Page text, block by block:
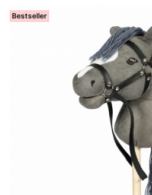
Bestseller